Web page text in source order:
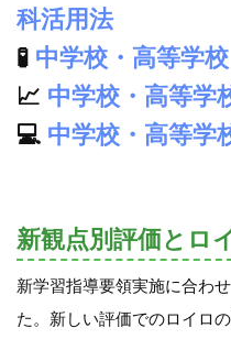
科活用法
🧪 中学校・高等学
📈 中学校・高等
💻 中学校・高等
新観点別評価とロ
新学習指導要領実施に合わ
た。新しい評価でのロイロ